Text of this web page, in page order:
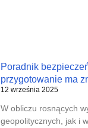
Poradnik
przygotowanie ma
12 września 2025
W obliczu rosnących
geopolitycznych, jak i